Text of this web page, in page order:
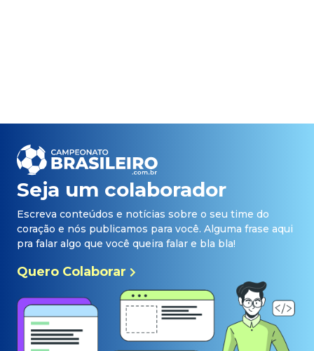
Seja um colaborador
Escreva conteúdos e notícias sobre o seu time do
coração e nós publicamos para você. Alguma frase aqui
pra falar algo que você queira falar e bla bla!
Quero Colaborar